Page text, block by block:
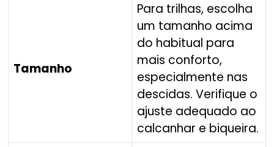
Tamanho
Para trilhas, escolha
um tamanho acima
do habitual para
mais conforto,
especialmente nas
descidas. Verifique o
ajuste adequado ao
calcanhar e biqueira.